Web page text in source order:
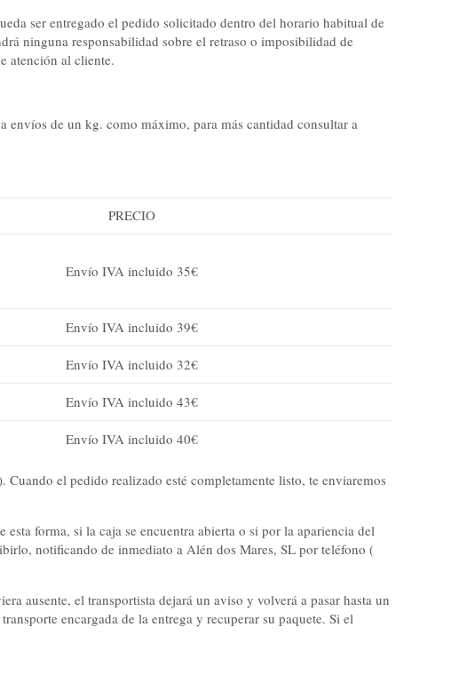
ser entregado el pedido solicitado dentro del horario habitual de
ninguna responsabilidad sobre el retraso o imposibilidad de
atención al cliente.
envíos de un kg. como máximo, para más cantidad consultar a
PRECIO
Envío IVA incluido 35€
Envío IVA incluido 39€
Envío IVA incluido 32€
Envío IVA incluido 43€
Envío IVA incluido 40€
Cuando el pedido realizado esté completamente listo, te enviaremos
forma, si la caja se encuentra abierta o si por la apariencia del
notificando de inmediato a Alén dos Mares, SL por teléfono (
ausente, el transportista dejará un aviso y volverá a pasar hasta un
encargada de la entrega y recuperar su paquete. Si el